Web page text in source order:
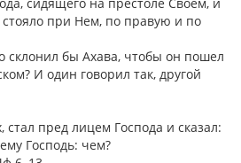
стояло при Нем, по правую и по
склонил бы Ахава, чтобы он пошел
И один говорил так, другой
стал пред лицем Господа и сказал:
Господь: чем?